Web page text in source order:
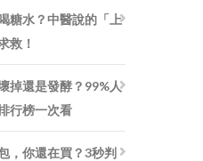
糖水？中醫說的「上
救！
掉還是發酵？99%人
行榜一次看
，你還在買？3秒判